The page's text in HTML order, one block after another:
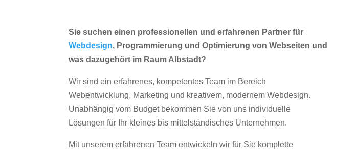
Sie suchen einen professionellen und erfahrenen Partner für
Webdesign, Programmierung und Optimierung von Webseiten und
was dazugehört im Raum Albstadt?
Wir sind ein erfahrenes, kompetentes Team im Bereich
Webentwicklung, Marketing und kreativem, modernem Webdesign.
Unabhängig vom Budget bekommen Sie von uns individuelle
Lösungen für Ihr kleines bis mittelständisches Unternehmen.
Mit unserem erfahrenen Team entwickeln wir für Sie komplette